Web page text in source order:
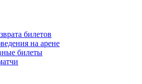
билетов
на арене
билеты